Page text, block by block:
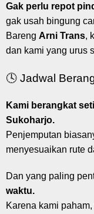
Gak perlu repot
gak usah bingung
Bareng Arni Trans,
dan kami yang urus
🕓 Jadwal
Kami berangkat
Sukoharjo.
Penjemputan
menyesuaikan rute
Dan yang paling
waktu.
Karena kami paham,